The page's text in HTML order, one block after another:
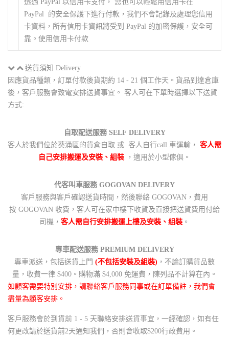
透過 PayPal 以信用卡支付， 您也可以輕鬆用信用卡在
PayPal 的安全保護下進行付款，我們不會記錄及處理您信用
卡資料，所有信用卡資訊將受到 PayPal 的加密保護，安全可
靠。使用信用卡付款
送貨須知 Delivery
因應貨品種類，訂單付款後貨期約 14 - 21 個工作天。貨品到達倉庫
後，客戶服務會致電安排送貨事宜。 客人可在下單時選擇以下送貨
方式:
自取配送服務 SELF DELIVERY
客人於我們位於葵涌區的貨倉自取 或 客人自行call 車運輸， 客人需
自己安排搬運及安裝、組裝 ，適用於小型傢俱。
代客叫車服務 GOGOVAN DELIVERY
客戶服務與客戶確認送貨時間，然後聯絡 GOGOVAN，費用
按 GOGOVAN 收費，客人可在家中樓下收貨及直接把送貨費用付給
司機， 客人需自行安排搬運上樓及安裝、組裝 。
專車配送服務 PREMIUM DELIVERY
專車派送，包括送貨上門 (不包括安裝及組裝) ，不論訂購貨品數
量，收費一律 $400。購物滿 $4,000 免運費，陳列品不計算在內。
如顧客需要特別安排，請聯絡客戶服務同事或在訂單備註，我們會
盡量為顧客安排。
客戶服務會於到貨前 1 - 5 天聯絡安排送貨事宜，一經確認，如有任
何更改請於送貨前2天通知我們，否則會收取$200行政費用。